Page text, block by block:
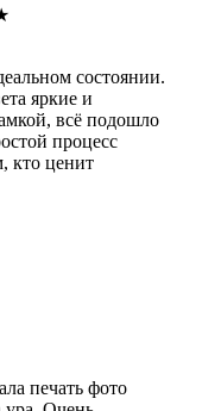
состоянии.
яркие и
всё подошло
процесс
кто ценит
печать фото